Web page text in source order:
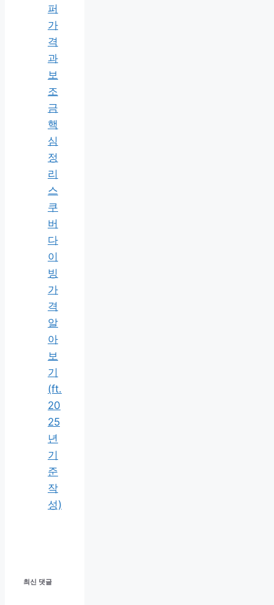
퍼
가
격
과
보
조
금
핵
심
정
리
스
쿠
버
다
이
빙
가
격
알
아
보
기
(ft.
20
25
년
기
준
작
성)
최신 댓글